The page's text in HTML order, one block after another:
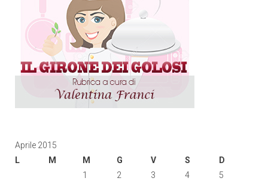
Aprile 2015
L
M M G V S
D
1
2 3 4
5